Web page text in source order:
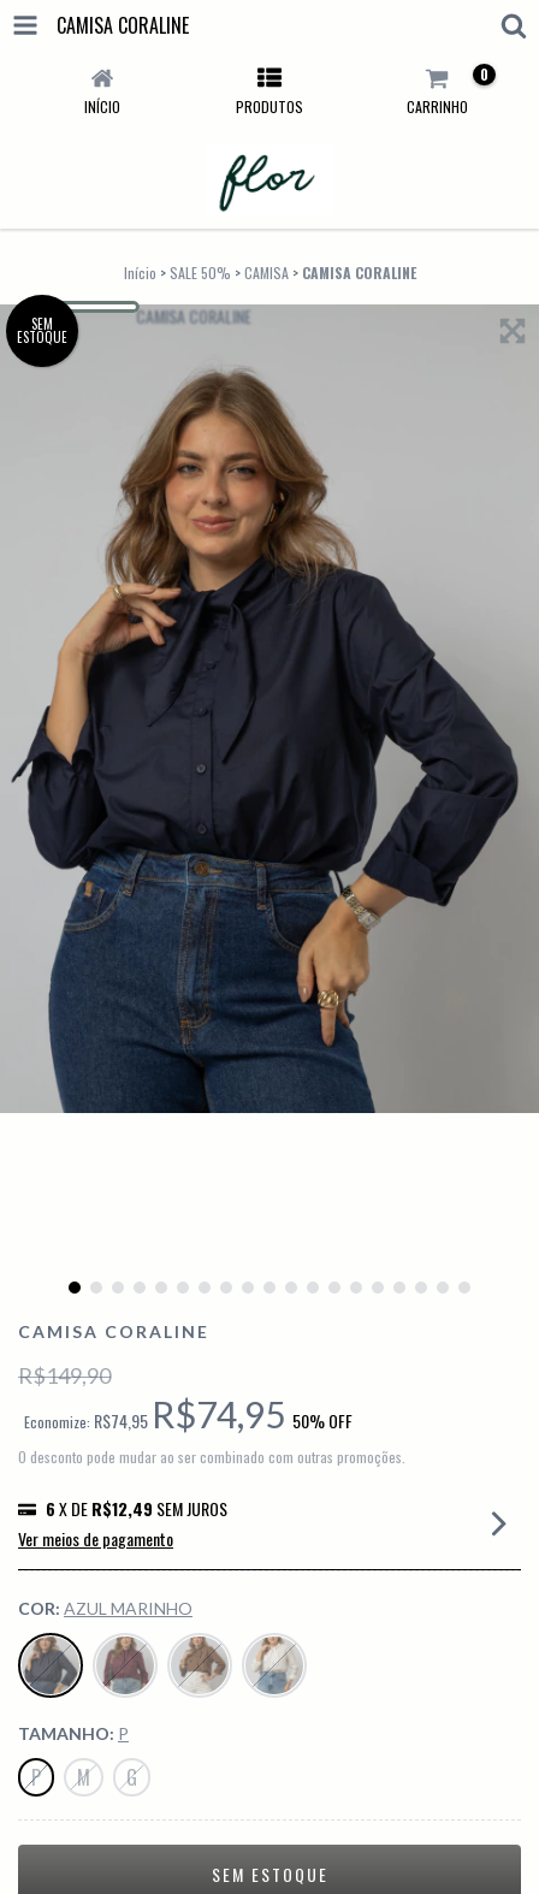
CAMISA CORALINE
INÍCIO PRODUTOS CARRINHO
0
Início > SALE 50% > CAMISA > CAMISA CORALINE
SEM
ESTOQUE
CAMISA CORALINE
R$149,90
Economize: R$74,95 R$74,95 50% OFF
O desconto pode mudar ao ser combinado com outras promoções.
6X DER$12,49 SEM JUROS
Ver meios de pagamento
COR: AZUL MARINHO
TAMANHO: P
P M G